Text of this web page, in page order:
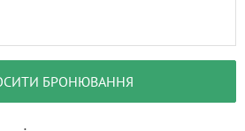
БРОНЮВАННЯ